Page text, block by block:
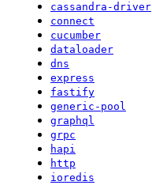
cassandra-driver
connect
cucumber
dataloader
dns
express
fastify
generic-pool
graphql
grpc
hapi
http
ioredis